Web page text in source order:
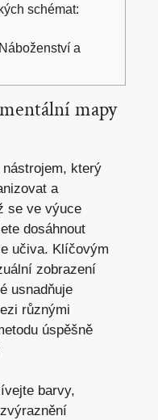
schémat:
a
mapy
který
a
se ve výuce
dosáhnout
učiva. Klíčovým
zobrazení
usnadňuje
různými
úspěšně
barvy,